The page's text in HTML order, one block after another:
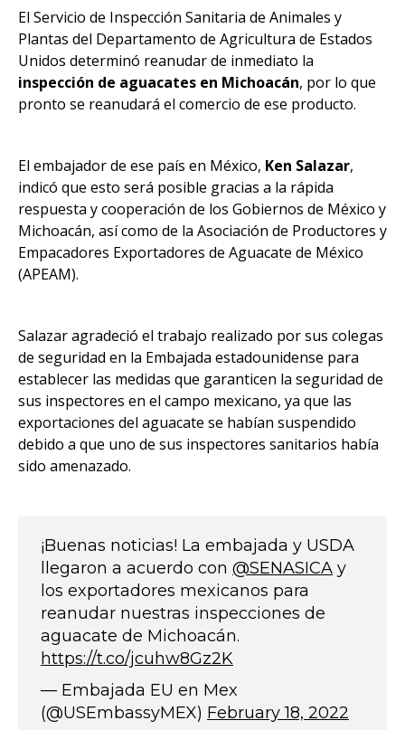
El Servicio de Inspección Sanitaria de Animales y
Plantas del Departamento de Agricultura de Estados
Unidos determinó reanudar de inmediato la
inspección de aguacates en Michoacán, por lo que
pronto se reanudará el comercio de ese producto.
El embajador de ese país en México, Ken Salazar,
indicó que esto será posible gracias a la rápida
respuesta y cooperación de los Gobiernos de México y
Michoacán, así como de la Asociación de Productores y
Empacadores Exportadores de Aguacate de México
(APEAM).
Salazar agradeció el trabajo realizado por sus colegas
de seguridad en la Embajada estadounidense para
establecer las medidas que garanticen la seguridad de
sus inspectores en el campo mexicano, ya que las
exportaciones del aguacate se habían suspendido
debido a que uno de sus inspectores sanitarios había
sido amenazado.
¡Buenas noticias! La embajada y USDA
llegaron a acuerdo con @SENASICA y
los exportadores mexicanos para
reanudar nuestras inspecciones de
aguacate de Michoacán.
https://t.co/jcuhw8Gz2K
— Embajada EU en Mex
(@USEmbassyMEX) February 18, 2022